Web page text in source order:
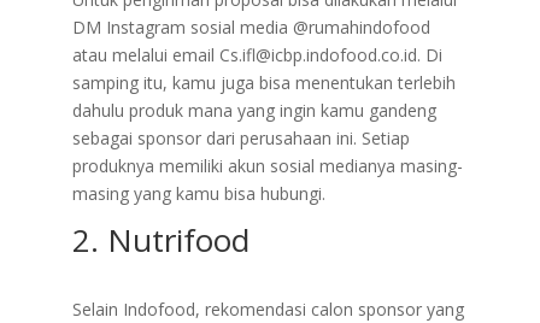
DM Instagram sosial media @rumahindofood
atau melalui email Cs.ifl@icbp.indofood.co.id. Di
samping itu, kamu juga bisa menentukan terlebih
dahulu produk mana yang ingin kamu gandeng
sebagai sponsor dari perusahaan ini. Setiap
produknya memiliki akun sosial medianya masing-
masing yang kamu bisa hubungi.
2. Nutrifood
​Selain Indofood, rekomendasi calon sponsor yang